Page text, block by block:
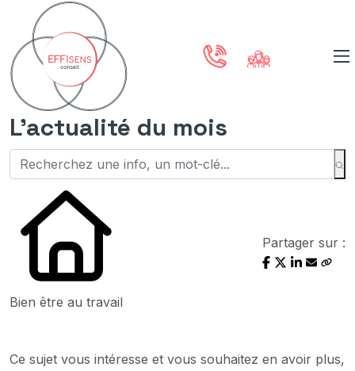
L'actualité du mois
Bien être au travail
Partager sur :
Ce sujet vous intéresse et vous souhaitez en avoir plus,